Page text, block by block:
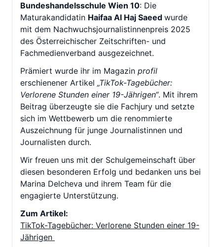
Bundeshandelsschule Wien 10: Die
Maturakandidatin Haifaa Al Haj Saeed wurde
mit dem Nachwuchsjournalistinnenpreis 2025
des Österreichischer Zeitschriften- und
Fachmedienverband ausgezeichnet.
Prämiert wurde ihr im Magazin profil
erschienener Artikel „TikTok-Tagebücher:
Verlorene Stunden einer 19-Jährigen“. Mit ihrem
Beitrag überzeugte sie die Fachjury und setzte
sich im Wettbewerb um die renommierte
Auszeichnung für junge Journalistinnen und
Journalisten durch.
Wir freuen uns mit der Schulgemeinschaft über
diesen besonderen Erfolg und bedanken uns bei
Marina Delcheva und ihrem Team für die
engagierte Unterstützung.
Zum Artikel:
TikTok-Tagebücher: Verlorene Stunden einer 19-
Jährigen